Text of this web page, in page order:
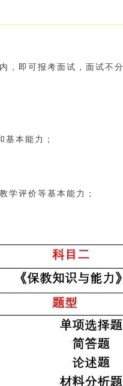
，即可报考面试，面试不
本能力；
学评价等基本能力；